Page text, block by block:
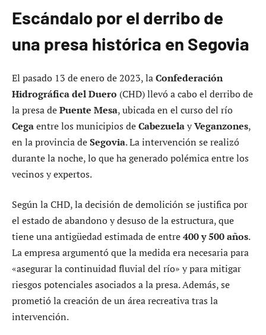
Escándalo por el derribo de
una presa histórica en Segovia
El pasado 13 de enero de 2023, laConfederación
Hidrográfica del Duero (CHD) llevó a cabo el derribo de
la presa dePuente Mesa, ubicada en el curso del río
Cegaentre los municipios deCabezuelayVeganzones,
en la provincia deSegovia. La intervención se realizó
durante la noche, lo que ha generado polémica entre los
vecinos y expertos.
Según la CHD, la decisión de demolición se justifica por
el estado de abandono y desuso de la estructura, que
tiene una antigüedad estimada de entre400 y 500 años.
La empresa argumentó que la medida era necesaria para
«asegurar la continuidad fluvial del río» y para mitigar
riesgos potenciales asociados a la presa. Además, se
prometió la creación de un área recreativa tras la
intervención.